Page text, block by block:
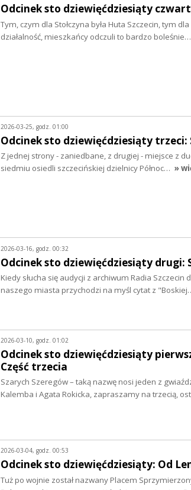
Odcinek sto dziewięćdziesiąty
Tym, czym dla Stołczyna była Huta Szczecin, tym
działalność, mieszkańcy odczuli to bardzo boleśnie…
2026-03-25, godz. 01:00
Odcinek sto dziewięćdziesiąty trzeci:
Z jednej strony - zaniedbane, z drugiej - miejsce z
siedmiu osiedli szczecińskiej dzielnicy Północ… »
2026-03-16, godz. 00:32
Odcinek sto dziewięćdziesiąty drugi:
Kiedy słucha się audycji z archiwum Radia Szczecin
naszego miasta przychodzi na myśl cytat z
2026-03-10, godz. 01:02
Odcinek sto dziewięćdziesiąty
Część trzecia
Szarych Szeregów – taką nazwę nosi jeden z
Kalemba i Agata Rokicka, zapraszamy na trzecią,
2026-03-04, godz. 00:53
Odcinek sto dziewięćdziesiąty: Od
Tuż po wojnie został nazwany Placem